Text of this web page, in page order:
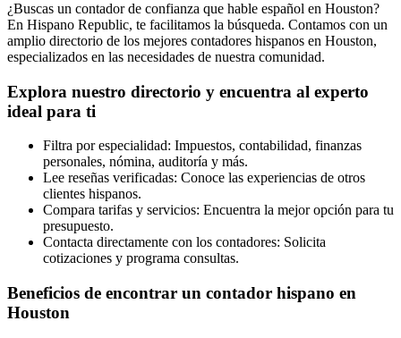
¿Buscas un contador de confianza que hable español en Houston?
En Hispano Republic, te facilitamos la búsqueda. Contamos con un
amplio directorio de los mejores contadores hispanos en Houston,
especializados en las necesidades de nuestra comunidad.
Explora nuestro directorio y encuentra al experto
ideal para ti
Filtra por especialidad: Impuestos, contabilidad, finanzas
personales, nómina, auditoría y más.
Lee reseñas verificadas: Conoce las experiencias de otros
clientes hispanos.
Compara tarifas y servicios: Encuentra la mejor opción para tu
presupuesto.
Contacta directamente con los contadores: Solicita
cotizaciones y programa consultas.
Beneficios de encontrar un contador hispano en
Houston